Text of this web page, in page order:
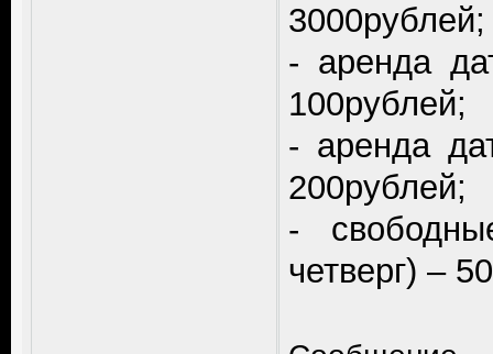
3000рублей;
- аренда
100рублей;
- аренда
200рублей;
-
четверг) –